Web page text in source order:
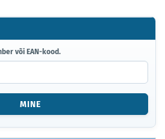
või EAN-kood.
MINE